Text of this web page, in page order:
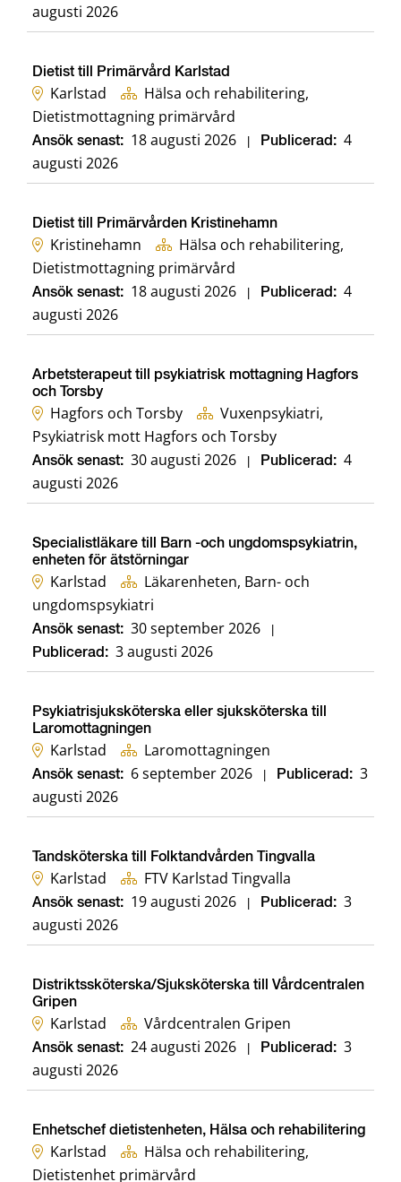
augusti 2026
Dietist till Primärvård Karlstad
Karlstad
Hälsa och rehabilitering,
Dietistmottagning primärvård
Ansök senast: 18 augusti 2026 Publicerad: 4
augusti 2026
Dietist till Primärvården Kristinehamn
Kristinehamn
Hälsa och rehabilitering,
Dietistmottagning primärvård
Ansök senast: 18 augusti 2026 Publicerad: 4
augusti 2026
Arbetsterapeut till psykiatrisk mottagning Hagfors
och Torsby
Hagfors och Torsby
Vuxenpsykiatri,
Psykiatrisk mott Hagfors och Torsby
Ansök senast: 30 augusti 2026 Publicerad: 4
augusti 2026
Specialistläkare till Barn -och ungdomspsykiatrin,
enheten för ätstörningar
Karlstad
Läkarenheten, Barn- och
ungdomspsykiatri
Ansök senast: 30 september 2026
Publicerad: 3 augusti 2026
Psykiatrisjuksköterska eller sjuksköterska till
Laromottagningen
Karlstad Laromottagningen
Ansök senast: 6 september 2026 Publicerad: 3
augusti 2026
Tandsköterska till Folktandvården Tingvalla
Karlstad FTV Karlstad Tingvalla
Ansök senast: 19 augusti 2026 Publicerad: 3
augusti 2026
Distriktssköterska/Sjuksköterska till Vårdcentralen
Gripen
Karlstad Vårdcentralen Gripen
Ansök senast: 24 augusti 2026 Publicerad: 3
augusti 2026
Enhetschef dietistenheten, Hälsa och rehabilitering
Karlstad
Hälsa och rehabilitering,
Dietistenhet primärvård